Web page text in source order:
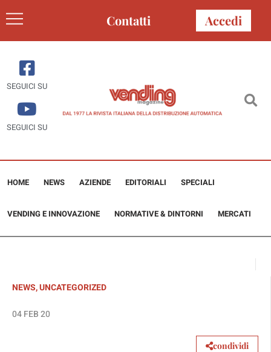
Contatti Accedi
SEGUICI SU
SEGUICI SU
HOME NEWS AZIENDE EDITORIALI SPECIALI
VENDING E INNOVAZIONE NORMATIVE & DINTORNI MERCATI
NEWS,UNCATEGORIZED
04 FEB 20
condividi